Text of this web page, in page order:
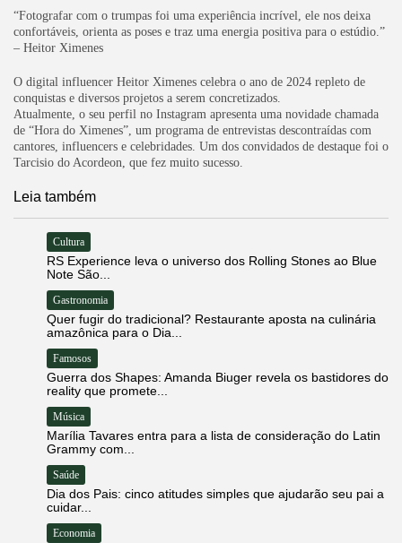
“Fotografar com o trumpas foi uma experiência incrível, ele nos deixa
confortáveis, orienta as poses e traz uma energia positiva para o estúdio.”
– Heitor Ximenes
O digital influencer Heitor Ximenes celebra o ano de 2024 repleto de
conquistas e diversos projetos a serem concretizados.
Atualmente, o seu perfil no Instagram apresenta uma novidade chamada
de “Hora do Ximenes”, um programa de entrevistas descontraídas com
cantores, influencers e celebridades. Um dos convidados de destaque foi o
Tarcisio do Acordeon, que fez muito sucesso.
Leia também
Cultura
RS Experience leva o universo dos Rolling Stones ao Blue
Note São...
Gastronomia
Quer fugir do tradicional? Restaurante aposta na culinária
amazônica para o Dia...
Famosos
Guerra dos Shapes: Amanda Biuger revela os bastidores do
reality que promete...
Música
Marília Tavares entra para a lista de consideração do Latin
Grammy com...
Saúde
Dia dos Pais: cinco atitudes simples que ajudarão seu pai a
cuidar...
Economia